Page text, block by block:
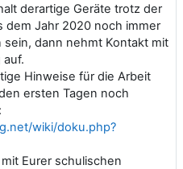
derartige Geräte trotz der
dem Jahr 2020 noch immer
sein, dann nehmt Kontakt mit
auf.
Hinweise für die Arbeit
ersten Tagen noch
wiki/doku.php?
Eurer schulischen